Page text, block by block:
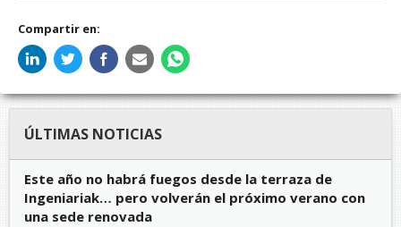
Compartir en:
ÚLTIMAS NOTICIAS
Este año no habrá fuegos desde la terraza de
Ingeniariak… pero volverán el próximo verano con
una sede renovada